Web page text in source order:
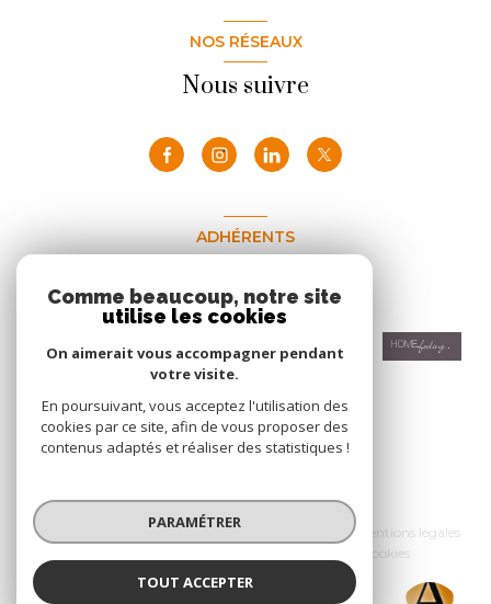
NOS RÉSEAUX
Nous suivre
ADHÉRENTS
Nous adhérons
© 2026 | Tous droits réservés
Nos honoraires
Nos partenaires
Mentions légales
Cookies
Comme beaucoup, notre site
utilise les cookies
On aimerait vous accompagner pendant
votre visite.
En poursuivant, vous acceptez l'utilisation des
cookies par ce site, afin de vous proposer des
contenus adaptés et réaliser des statistiques !
PARAMÉTRER
TOUT ACCEPTER